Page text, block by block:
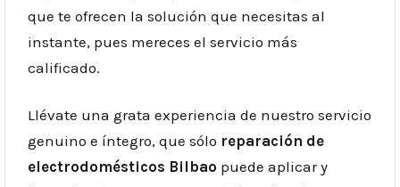
que te ofrecen la solución que necesitas al
instante, pues mereces el servicio más
calificado.
Llévate una grata experiencia de nuestro servicio
genuino e íntegro, que sólo reparación de
electrodomésticos Bilbao puede aplicar y